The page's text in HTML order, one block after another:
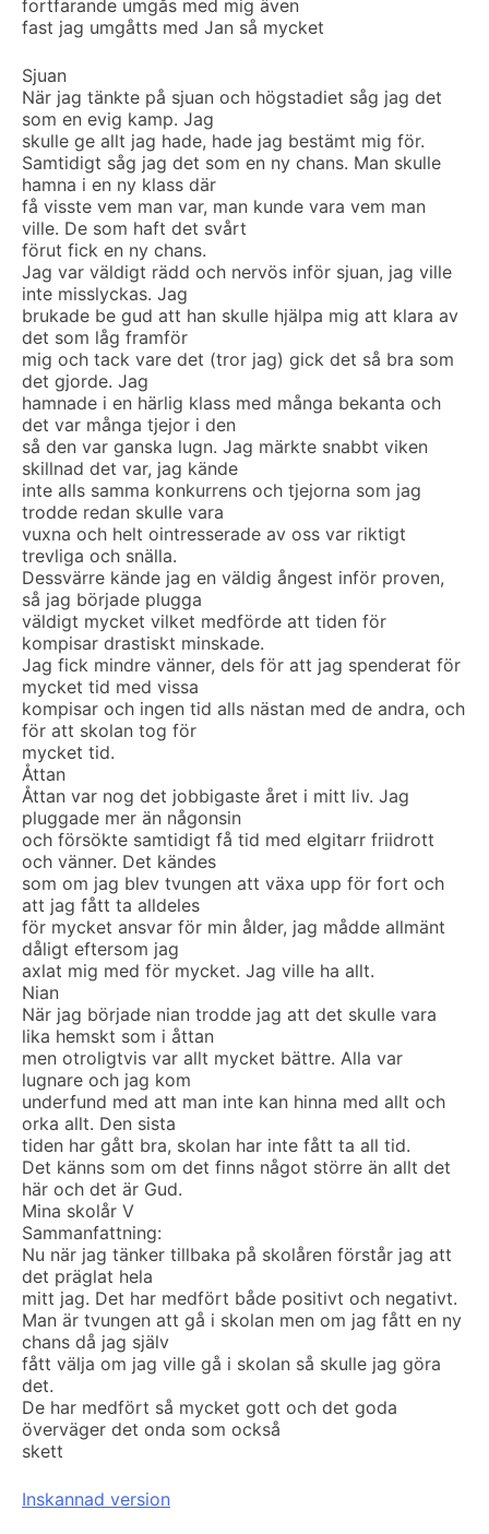
fortfarande umgås med mig även
fast jag umgåtts med Jan så mycket
Sjuan
När jag tänkte på sjuan och högstadiet såg jag det
som en evig kamp. Jag
skulle ge allt jag hade, hade jag bestämt mig för.
Samtidigt såg jag det som en ny chans. Man skulle
hamna i en ny klass där
få visste vem man var, man kunde vara vem man
ville. De som haft det svårt
förut fick en ny chans.
Jag var väldigt rädd och nervös inför sjuan, jag ville
inte misslyckas. Jag
brukade be gud att han skulle hjälpa mig att klara av
det som låg framför
mig och tack vare det (tror jag) gick det så bra som
det gjorde. Jag
hamnade i en härlig klass med många bekanta och
det var många tjejor i den
så den var ganska lugn. Jag märkte snabbt viken
skillnad det var, jag kände
inte alls samma konkurrens och tjejorna som jag
trodde redan skulle vara
vuxna och helt ointresserade av oss var riktigt
trevliga och snälla.
Dessvärre kände jag en väldig ångest inför proven,
så jag började plugga
väldigt mycket vilket medförde att tiden för
kompisar drastiskt minskade.
Jag fick mindre vänner, dels för att jag spenderat för
mycket tid med vissa
kompisar och ingen tid alls nästan med de andra, och
för att skolan tog för
mycket tid.
Åttan
Åttan var nog det jobbigaste året i mitt liv. Jag
pluggade mer än någonsin
och försökte samtidigt få tid med elgitarr friidrott
och vänner. Det kändes
som om jag blev tvungen att växa upp för fort och
att jag fått ta alldeles
för mycket ansvar för min ålder, jag mådde allmänt
dåligt eftersom jag
axlat mig med för mycket. Jag ville ha allt.
Nian
När jag började nian trodde jag att det skulle vara
lika hemskt som i åttan
men otroligtvis var allt mycket bättre. Alla var
lugnare och jag kom
underfund med att man inte kan hinna med allt och
orka allt. Den sista
tiden har gått bra, skolan har inte fått ta all tid.
Det känns som om det finns något större än allt det
här och det är Gud.
Mina skolår V
Sammanfattning:
Nu när jag tänker tillbaka på skolåren förstår jag att
det präglat hela
mitt jag. Det har medfört både positivt och negativt.
Man är tvungen att gå i skolan men om jag fått en ny
chans då jag själv
fått välja om jag ville gå i skolan så skulle jag göra
det.
De har medfört så mycket gott och det goda
överväger det onda som också
skett
Inskannad version